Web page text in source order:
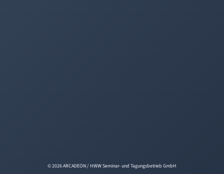
© 2026 ARCADEON / HWW Seminar- und Tagungsbetrieb GmbH